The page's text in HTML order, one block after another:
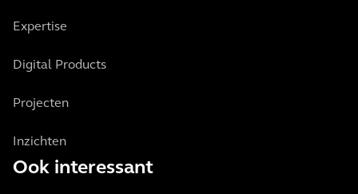
Expertise
Digital Products
Projecten
Inzichten
Ook interessant